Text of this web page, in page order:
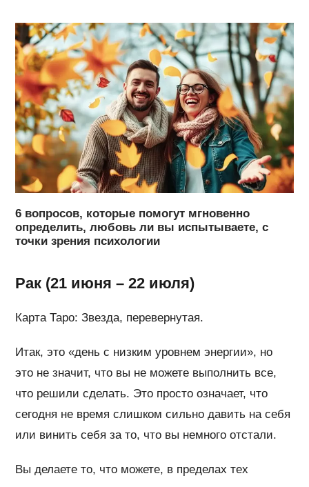
6 вопросов, которые помогут мгновенно
определить, любовь ли вы испытываете, с
точки зрения психологии
Рак (21 июня – 22 июля)
Карта Таро: Звезда, перевернутая.
Итак, это «день с низким уровнем энергии», но
это не значит, что вы не можете выполнить все,
что решили сделать. Это просто означает, что
сегодня не время слишком сильно давить на себя
или винить себя за то, что вы немного отстали.
Вы делаете то, что можете, в пределах тех